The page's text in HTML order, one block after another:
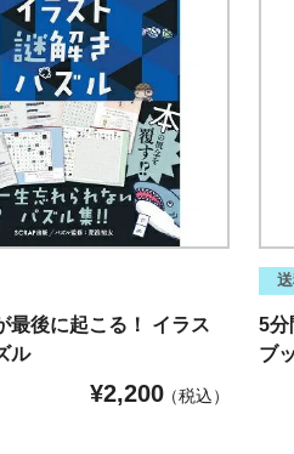
最後に起こる！ イラス
ル
¥2,200 税込
5分
ブ